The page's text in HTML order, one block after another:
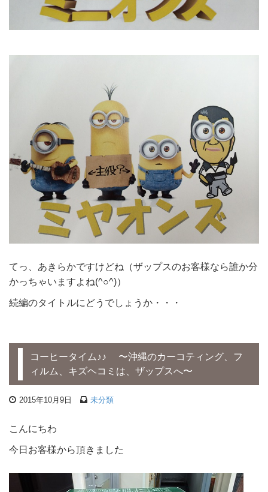
てっ、あきらかですけどね（ザップスのお客様なら誰か分
かっちゃいますよね(^○^)）
続編のタイトルにどうでしょうか・・・
コーヒータイム♪♪ 〜沖縄のカーコティング、フ
ィルム、キズヘコミは、ザップスへ〜
2015年10月9日 未分類
こんにちわ
今日お客様から頂きました